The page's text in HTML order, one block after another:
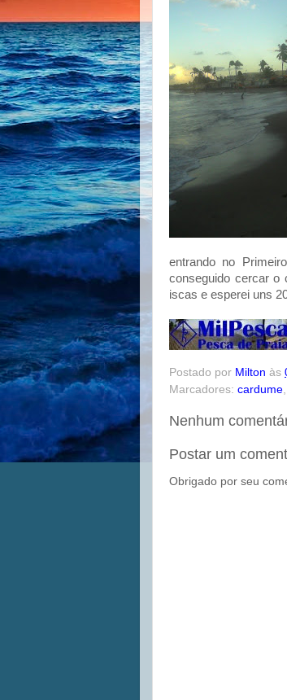
entrando no
conseguido cercar o
iscas e esperei uns
Postado por Milton às
Marcadores: cardume
Nenhum
Postar um
Obrigado por seu